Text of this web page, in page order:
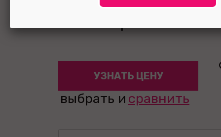
УЗНАТЬ ЦЕНУ
выбрать и сравнить